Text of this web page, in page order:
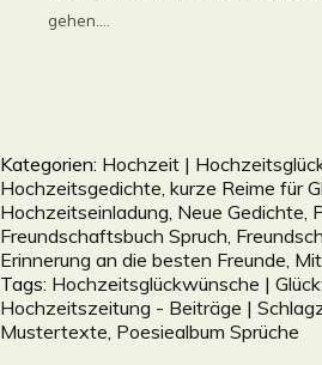
gehen....
Kategorien: Hochzeit |
Hochzeitsgedichte, kurze Reime für
Hochzeitseinladung Neue Gedichte
Freundschaftsbuch Spruch,
Erinnerung an die besten Freunde,
Tags: Hochzeitsglückwünsche |
Hochzeitszeitung - Beiträge |
Mustertexte Poesiealbum Sprüche